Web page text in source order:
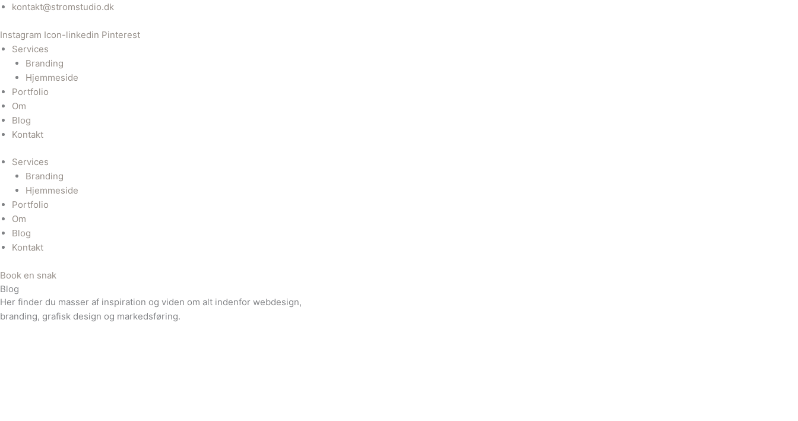
Gå
indholdet
kontakt@stromstudio.dk
Instagram Icon-linkedin Pinterest
Services
Branding
Hjemmeside
Portfolio
Om
Blog
Kontakt
Services
Branding
Hjemmeside
Portfolio
Om
Blog
Kontakt
Book en snak
Blog
Her finder du masser af inspiration og viden om alt indenfor webdesign,
branding, grafisk design og markedsføring.